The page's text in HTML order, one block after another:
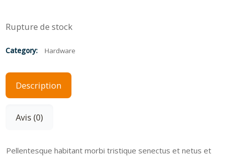
Rupture de stock
Category: Hardware
Description
Avis (0)
Pellentesque habitant morbi tristique senectus et netus et